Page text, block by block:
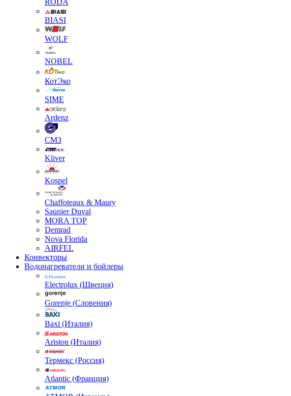
RODA
BIASI
WOLF
NOBEL
КотЭко
SIME
Ardenz
СМЗ
Kliver
Kospel
Chaffoteaux & Maury
Saunier Duval
MORA TOP
Demrad
Nova Florida
AIRFEL
Конвекторы
Водонагреватели и бойлеры
Electrolux (Швеция)
Gorenje (Словения)
Baxi (Италия)
Ariston (Италия)
Термекс (Россия)
Atlantic (Франция)